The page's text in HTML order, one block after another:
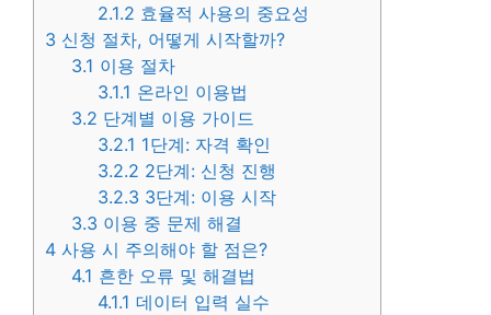
2.1.2 효율적 사용의 중요성
3 신청 절차, 어떻게 시작할까?
3.1 이용 절차
3.1.1 온라인 이용법
3.2 단계별 이용 가이드
3.2.1 1단계: 자격 확인
3.2.2 2단계: 신청 진행
3.2.3 3단계: 이용 시작
3.3 이용 중 문제 해결
4 사용 시 주의해야 할 점은?
4.1 흔한 오류 및 해결법
4.1.1 데이터 입력 실수